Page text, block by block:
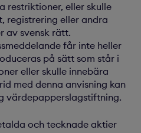
restriktioner, eller skulle
registrering eller andra
av svensk rätt.
får inte heller
på sätt som står i
eller skulle innebära
med denna anvisning kan
värdepapperslagstiftning.
och tecknade aktier